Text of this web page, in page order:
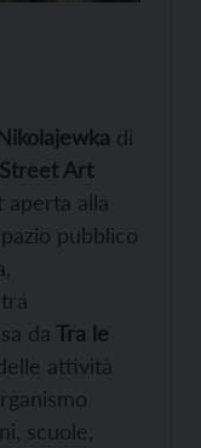
di
Street Art
aperta alla
pubblico
da Tra le
attività
scuole,